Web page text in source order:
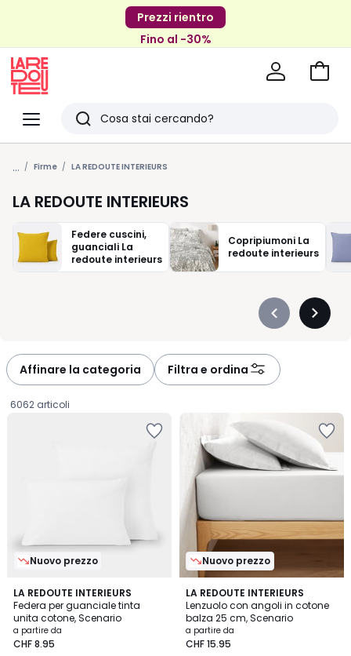
Prezzi rientro
Fino al -30%
Menu
Redoute
Ricerca
Ultimi
articoli
visti
Vai
... Firme LA REDOUTE INTERIEURS
LA REDOUTE INTERIEURS
Federe cuscini,
guanciali La
redoute interieurs
Copripiumoni La
redoute interieurs
Précédent
à
gauche
Affinare la categoria Filtra e ordina
6062 articoli
Nuovo prezzo
LA REDOUTE INTERIEURS
Federa per guanciale tinta
unita cotone, Scenario
Prezzo
a
a partire da
CHF 8.95
4.2
/ 5
22
Colori
Nuovo prezzo
LA REDOUTE INTERIEURS
Lenzuolo con angoli in cotone
balza 25 cm, Scenario
a partire da
CHF 15.95
4.2
/ 5
22
Colori